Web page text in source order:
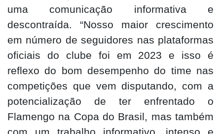
uma comunicação informativa e
descontraída. “Nosso maior crescimento
em número de seguidores nas plataformas
oficiais do clube foi em 2023 e isso é
reflexo do bom desempenho do time nas
competições que vem disputando, com a
potencialização de ter enfrentado o
Flamengo na Copa do Brasil, mas também